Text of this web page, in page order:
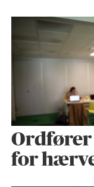
Ordfører
for